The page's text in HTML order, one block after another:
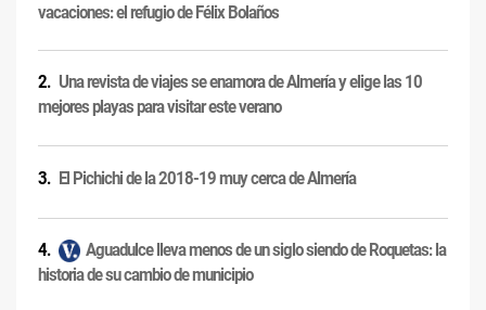
vacaciones: el refugio de Félix Bolaños
Una revista de viajes se enamora de Almería y elige las 10
mejores playas para visitar este verano
El Pichichi de la 2018-19 muy cerca de Almería
Aguadulce lleva menos de un siglo siendo de Roquetas: la
historia de su cambio de municipio